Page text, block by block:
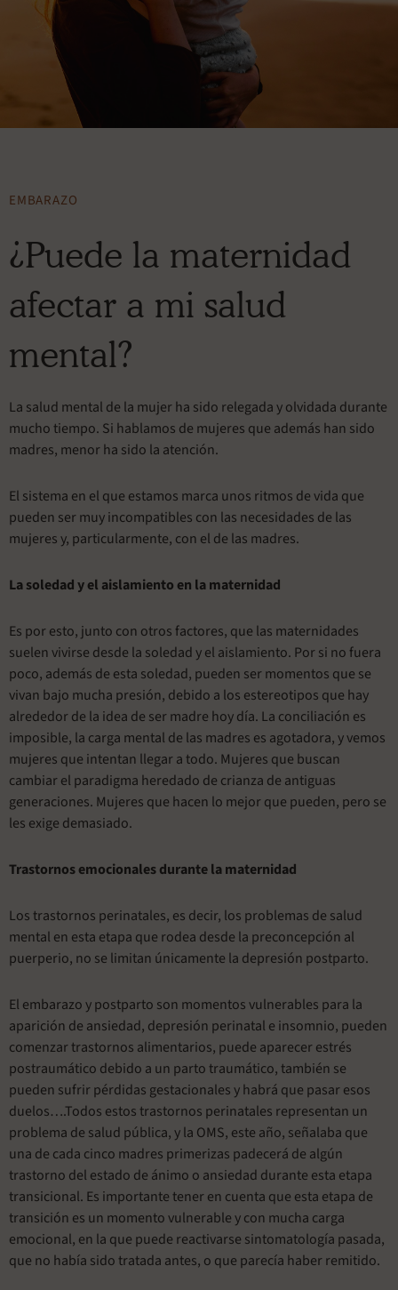
EMBARAZO
¿Puede la maternidad
afectar a mi salud
mental?
La salud mental de la mujer ha sido relegada y olvidada durante
mucho tiempo. Si hablamos de mujeres que además han sido
madres, menor ha sido la atención.
El sistema en el que estamos marca unos ritmos de vida que
pueden ser muy incompatibles con las necesidades de las
mujeres y, particularmente, con el de las madres.
La soledad y el aislamiento en la maternidad
Es por esto, junto con otros factores, que las maternidades
suelen vivirse desde la soledad y el aislamiento. Por si no fuera
poco, además de esta soledad, pueden ser momentos que se
vivan bajo mucha presión, debido a los estereotipos que hay
alrededor de la idea de ser madre hoy día. La conciliación es
imposible, la carga mental de las madres es agotadora, y vemos
mujeres que intentan llegar a todo. Mujeres que buscan
cambiar el paradigma heredado de crianza de antiguas
generaciones. Mujeres que hacen lo mejor que pueden, pero se
les exige demasiado.
Trastornos emocionales durante la maternidad
Los trastornos perinatales, es decir, los problemas de salud
mental en esta etapa que rodea desde la preconcepción al
puerperio, no se limitan únicamente la depresión postparto.
El embarazo y postparto son momentos vulnerables para la
aparición de ansiedad, depresión perinatal e insomnio, pueden
comenzar trastornos alimentarios, puede aparecer estrés
postraumático debido a un parto traumático, también se
pueden sufrir pérdidas gestacionales y habrá que pasar esos
duelos….Todos estos trastornos perinatales representan un
problema de salud pública, y la OMS, este año, señalaba que
una de cada cinco madres primerizas padecerá de algún
trastorno del estado de ánimo o ansiedad durante esta etapa
transicional. Es importante tener en cuenta que esta etapa de
transición es un momento vulnerable y con mucha carga
emocional, en la que puede reactivarse sintomatología pasada,
que no había sido tratada antes, o que parecía haber remitido.